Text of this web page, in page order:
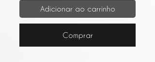
Adicionar ao carrinho
Comprar